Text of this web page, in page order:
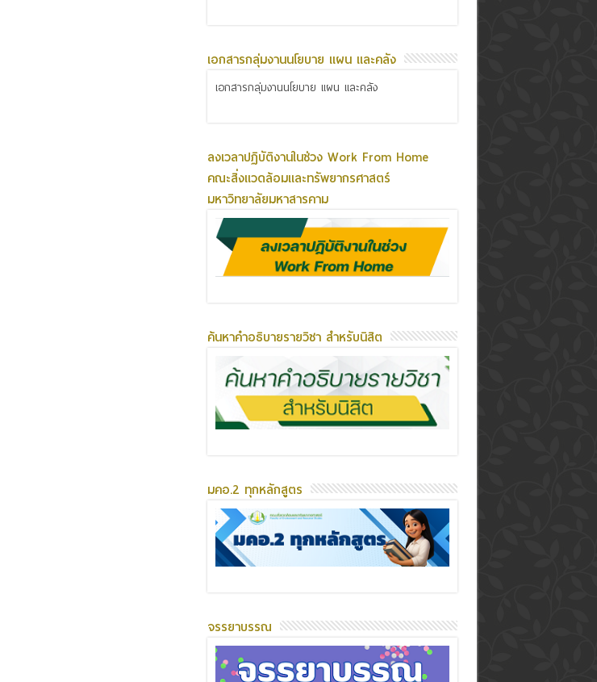
เอกสารกลุ่มงานนโยบาย แผน และคลัง
เอกสารกลุ่มงานนโยบาย แผน และคลัง
ลงเวลาปฏิบัติงานในช่วง Work From Home
คณะสิ่งแวดล้อมและทรัพยากรศาสตร์
มหาวิทยาลัยมหาสารคาม
ค้นหาคำอธิบายรายวิชา สำหรับนิสิต
มคอ.2 ทุกหลักสูตร
จรรยาบรรณ